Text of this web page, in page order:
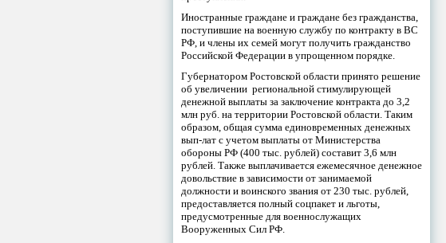
Иностранные граждане и граждане без гражданства,
поступившие на военную службу по контракту в ВС
РФ, и члены их семей могут получить гражданство
Российской Федерации в упрощенном порядке.
Губернатором Ростовской области принято решение
об увеличении региональной стимулирующей
денежной выплаты за заключение контракта до 3,2
млн руб. на территории Ростовской области. Таким
образом, общая сумма единовременных денежных
вып-лат с учетом выплаты от Министерства
обороны РФ (400 тыс. рублей) составит 3,6 млн
рублей. Также выплачивается ежемесячное денежное
довольствие в зависимости от занимаемой
должности и воинского звания от 230 тыс. рублей,
предоставляется полный соцпакет и льготы,
предусмотренные для военнослужащих
Вооруженных Сил РФ.